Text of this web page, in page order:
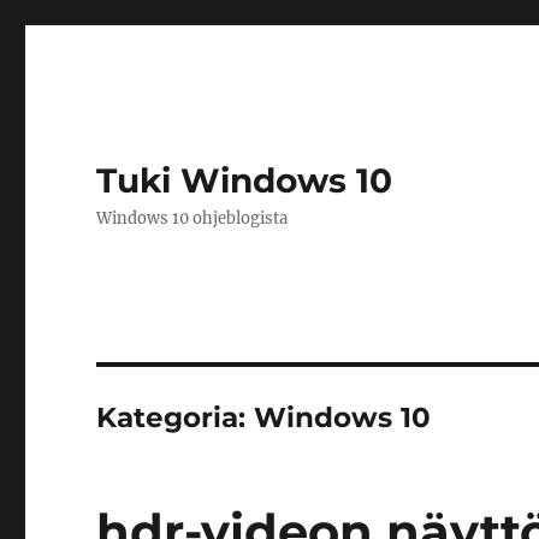
Tuki Windows 10
Windows 10 ohjeblogista
Kategoria:Windows 10